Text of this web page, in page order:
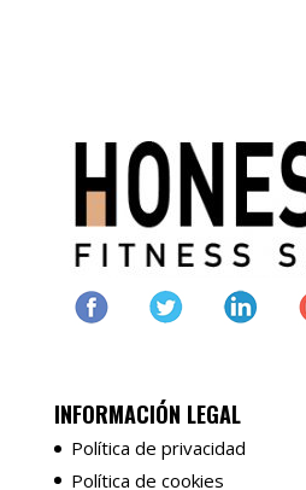
INFORMACIÓN LEGAL
Política de privacidad
Política de cookies